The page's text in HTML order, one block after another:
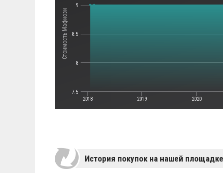
Стоимость Мафиози
2018 2019 2020
7.5
8
8.5
9
История покупок на нашей площадке